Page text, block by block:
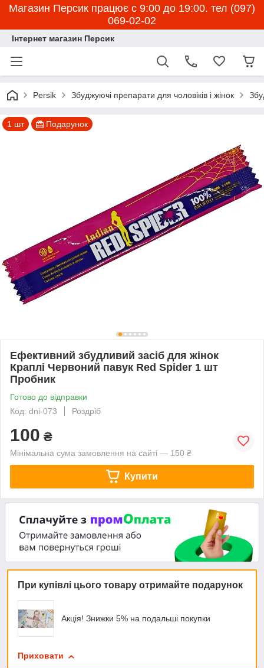
Магазин Персик працює с 9:00 до 19:00. тел (097)
069-02-02
Інтернет магазин Персик
Persik Збуджуючі препарати для чоловіків і жінок
1 шт Подарунок
Ефективний збудливий засіб для жінок
Краплі Червоний павук Red Spider 1 шт
Пробник
Готово до відправки
Код: dni-073
Роздріб
100 ₴
Мінімальна сума замовлення на сайті — 150 ₴
Купити
При купівлі цього товару отримайте подарунок
Акція! Знижки 5% на подальші покупки
Приховати